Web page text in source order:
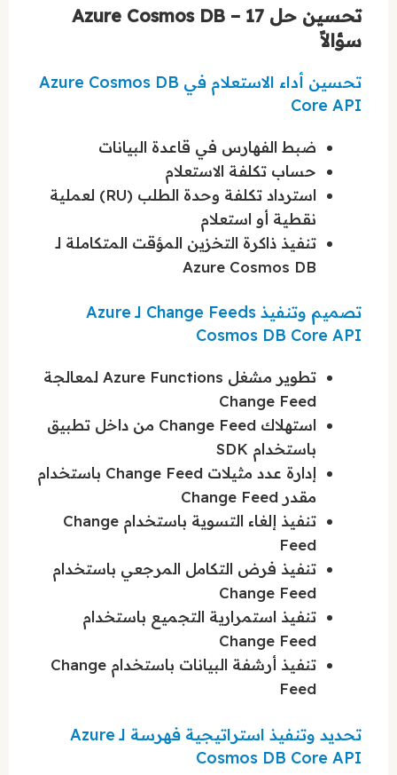
تحسين حل Azure Cosmos DB – 17
سؤالاً
تحسين أداء الاستعلام في Azure Cosmos DB
Core API
ضبط الفهارس في قاعدة البيانات
حساب تكلفة الاستعلام
استرداد تكلفة وحدة الطلب (RU) لعملية
نقطية أو استعلام
تنفيذ ذاكرة التخزين المؤقت المتكاملة لـ
Azure Cosmos DB
تصميم وتنفيذ Change Feeds لـ Azure
Cosmos DB Core API
تطوير مشغل Azure Functions لمعالجة
Change Feed
استهلاك Change Feed من داخل تطبيق
باستخدام SDK
إدارة عدد مثيلات Change Feed باستخدام
مقدر Change Feed
تنفيذ إلغاء التسوية باستخدام Change
Feed
تنفيذ فرض التكامل المرجعي باستخدام
Change Feed
تنفيذ استمرارية التجميع باستخدام
Change Feed
تنفيذ أرشفة البيانات باستخدام Change
Feed
تحديد وتنفيذ استراتيجية فهرسة لـ Azure
Cosmos DB Core API